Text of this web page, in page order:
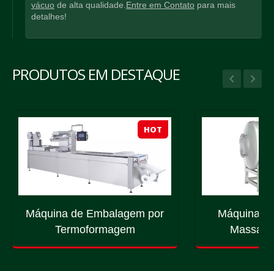
vácuo de alta qualidade. Entre em Contato para mais
detalhes!
PRODUTOS EM DESTAQUE
HOT
Máquina de Embalagem por
Termoformagem
Máquina